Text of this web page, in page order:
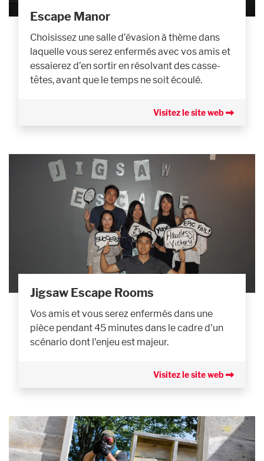
Escape Manor
Choisissez une salle d’évasion à thème dans
laquelle vous serez enfermés avec vos amis et
essaierez d’en sortir en résolvant des casse-
têtes, avant que le temps ne soit écoulé.
Visitez le site web
Jigsaw Escape Rooms
Vos amis et vous serez enfermés dans une
pièce pendant 45 minutes dans le cadre d'un
scénario dont l'enjeu est majeur.
Visitez le site web